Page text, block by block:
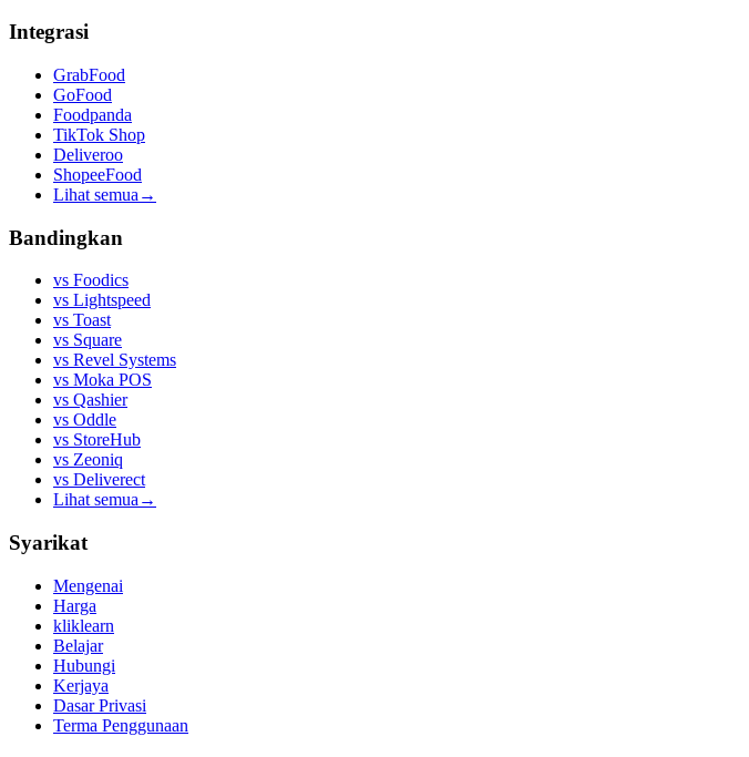
Integrasi
GrabFood
GoFood
Foodpanda
TikTok Shop
Deliveroo
ShopeeFood
Lihat semua →
Bandingkan
vs Foodics
vs Lightspeed
vs Toast
vs Square
vs Revel Systems
vs Moka POS
vs Qashier
vs Oddle
vs StoreHub
vs Zeoniq
vs Deliverect
Lihat semua →
Syarikat
Mengenai
Harga
kliklearn
Belajar
Hubungi
Kerjaya
Dasar Privasi
Terma Penggunaan